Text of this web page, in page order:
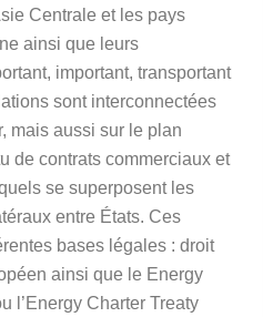
Centrale et les pays
ainsi que leurs
important, transportant
sont interconnectées
mais aussi sur le plan
de contrats commerciaux et
se superposent les
entre États. Ces
bases légales : droit
ainsi que le Energy
l’Energy Charter Treaty